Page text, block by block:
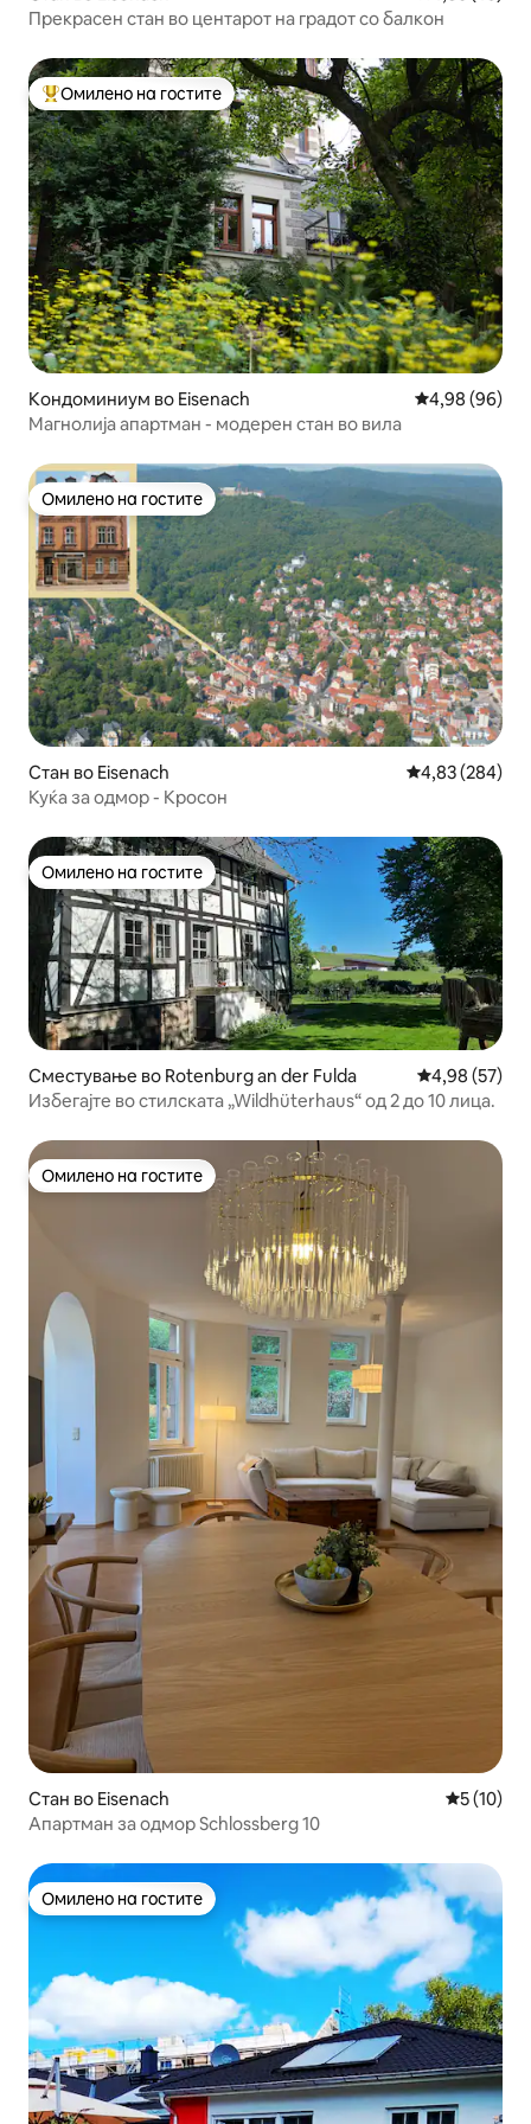
Прекрасен стан во центарот на градот со балкон
Меѓу најуспешните „Омилени на гостите“
Омилено на гостите
Кондоминиум во Eisenach Просечна
4,98 (96)
Магнолија апартман - модерен стан во вила
Омилено на гостите
Омилено на гостите
Стан во Eisenach Просечна
4,83 (284)
Куќа за одмор - Кросон
Омилено на гостите
Омилено на гостите
Сместување во Rotenburg an der Fulda Просечна
4,98 (57)
Избегајте во стилската „Wildhüterhaus“ од 2 до 10 лица.
Омилено на гостите
Омилено на гостите
Стан во Eisenach Просечна
5 (10)
Апартман за одмор Schlossberg 10
Омилено на гостите
Омилено на гостите